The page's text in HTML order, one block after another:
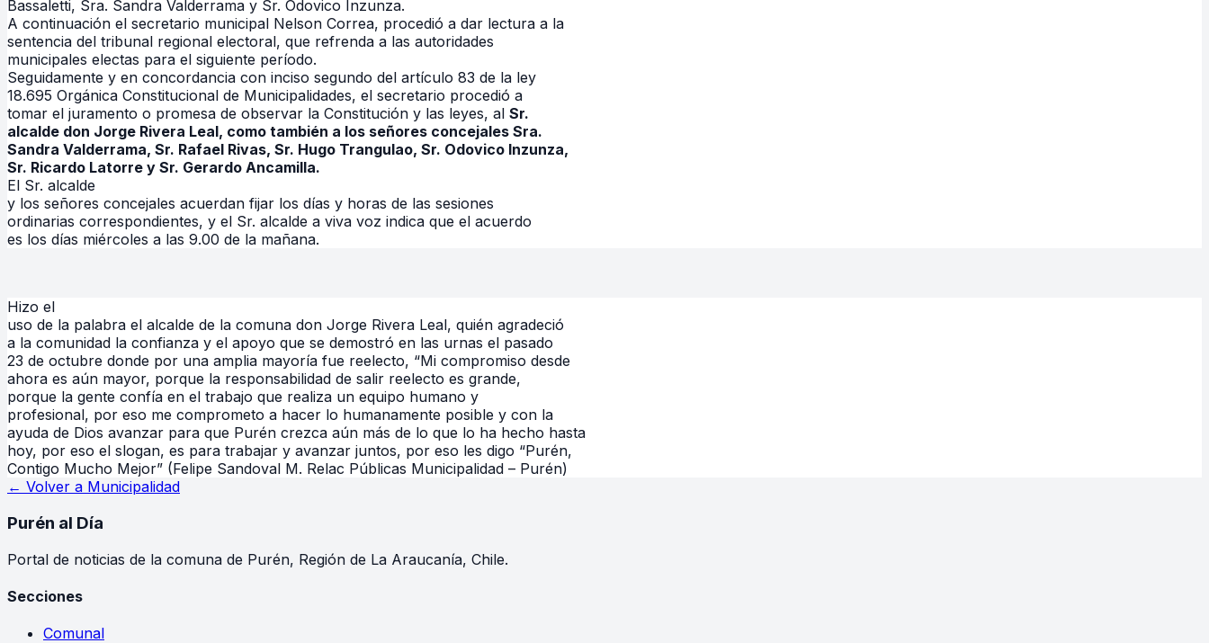
Bassaletti, Sra. Sandra Valderrama y Sr. Odovico Inzunza.
A continuación el secretario municipal Nelson Correa, procedió a dar lectura a la
sentencia del tribunal regional electoral, que refrenda a las autoridades
municipales electas para el siguiente período.
Seguidamente y en concordancia con inciso segundo del artículo 83 de la ley
18.695 Orgánica Constitucional de Municipalidades, el secretario procedió a
tomar el juramento o promesa de observar la Constitución y las leyes, al Sr.
alcalde don Jorge Rivera Leal, como también a los señores concejales Sra.
Sandra Valderrama, Sr. Rafael Rivas, Sr. Hugo Trangulao, Sr. Odovico Inzunza,
Sr. Ricardo Latorre y Sr. Gerardo Ancamilla.
El Sr. alcalde
y los señores concejales acuerdan fijar los días y horas de las sesiones
ordinarias correspondientes, y el Sr. alcalde a viva voz indica que el acuerdo
es los días miércoles a las 9.00 de la mañana.
Hizo el
uso de la palabra el alcalde de la comuna don Jorge Rivera Leal, quién agradeció
a la comunidad la confianza y el apoyo que se demostró en las urnas el pasado
23 de octubre donde por una amplia mayoría fue reelecto, “Mi compromiso desde
ahora es aún mayor, porque la responsabilidad de salir reelecto es grande,
porque la gente confía en el trabajo que realiza un equipo humano y
profesional, por eso me comprometo a hacer lo humanamente posible y con la
ayuda de Dios avanzar para que Purén crezca aún más de lo que lo ha hecho hasta
hoy, por eso el slogan, es para trabajar y avanzar juntos, por eso les digo “Purén,
Contigo Mucho Mejor” (Felipe Sandoval M. Relac Públicas Municipalidad – Purén)
← Volver a Municipalidad
Purén al Día
Portal de noticias de la comuna de Purén, Región de La Araucanía, Chile.
Secciones
Comunal